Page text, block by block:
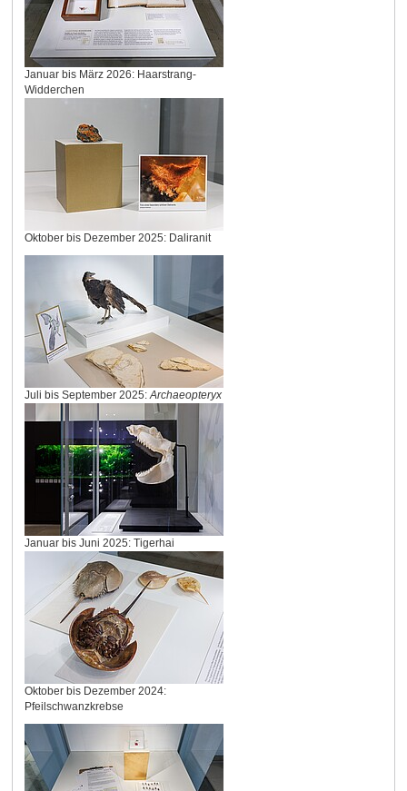
Januar bis März 2026: Haarstrang-
Widderchen
Oktober bis Dezember 2025: Daliranit
Juli bis September 2025: Archaeopteryx
Januar bis Juni 2025: Tigerhai
Oktober bis Dezember 2024:
Pfeilschwanzkrebse